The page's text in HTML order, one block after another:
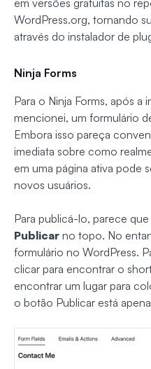
WordPress.org, tornando
através do instalador de
Ninja Forms
Para o Ninja Forms, após
mencionei, um formulário
Embora isso pareça
imediata sobre como
em uma página ativa pode
novos usuários.
Para publicá-lo, parece
Publicar no topo. No
formulário no WordPress.
clicar para encontrar o
encontrar um lugar para
o botão Publicar está